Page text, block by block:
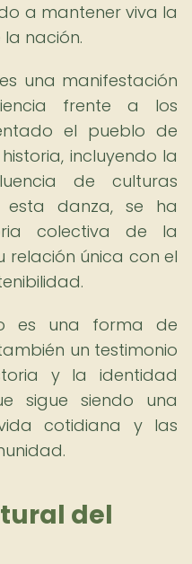
a mantener viva la
nación.
una manifestación
frente a los
el pueblo de
incluyendo la
de culturas
esta danza, se ha
colectiva de la
relación única con el
es una forma de
un testimonio
y la identidad
sigue siendo una
cotidiana y las
del